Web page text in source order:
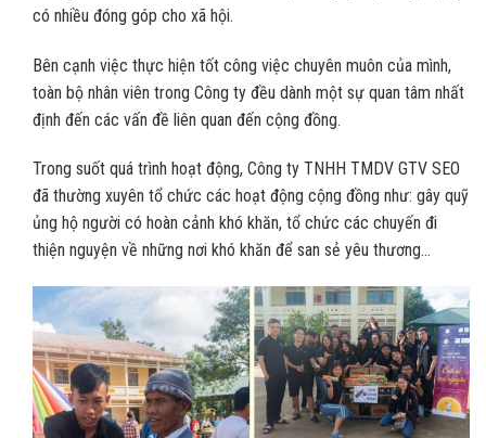
có nhiều đóng góp cho xã hội.
Bên cạnh việc thực hiện tốt công việc chuyên muôn của mình,
toàn bộ nhân viên trong Công ty đều dành một sự quan tâm nhất
định đến các vấn đề liên quan đến cộng đồng.
Trong suốt quá trình hoạt động, Công ty TNHH TMDV GTV SEO
đã thường xuyên tổ chức các hoạt động cộng đồng như: gây quỹ
ủng hộ người có hoàn cảnh khó khăn, tổ chức các chuyến đi
thiện nguyện về những nơi khó khăn để san sẻ yêu thương…